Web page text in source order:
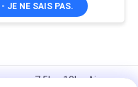
- JE NE SAIS PAS.
7.5kw 10hp Air